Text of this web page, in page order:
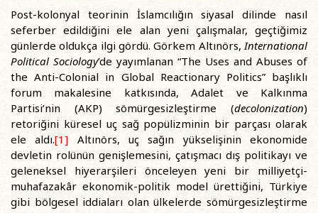
Post-kolonyal teorinin İslamcılığın siyasal dilinde nasıl
seferber edildiğini ele alan yeni çalışmalar, geçtiğimiz
günlerde oldukça ilgi gördü. Görkem Altınörs,International
Political Sociology’de yayımlanan “The Uses and Abuses of
the Anti-Colonial in Global Reactionary Politics” başlıklı
forum makalesine katkısında, Adalet ve Kalkınma
Partisi’nin (AKP) sömürgesizleştirme (decolonization)
retoriğini küresel uç sağ popülizminin bir parçası olarak
ele aldı.[1] Altınörs, uç sağın yükselişinin ekonomide
devletin rolünün genişlemesini, çatışmacı dış politikayı ve
geleneksel hiyerarşileri önceleyen yeni bir milliyetçi-
muhafazakâr ekonomik-politik model ürettiğini, Türkiye
gibi bölgesel iddiaları olan ülkelerde sömürgesizleştirme